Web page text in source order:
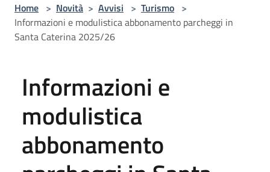
Home > Novità > Avvisi > Turismo >
Informazioni e modulistica abbonamento parcheggi in
Santa Caterina 2025/26
Informazioni e
modulistica
abbonamento